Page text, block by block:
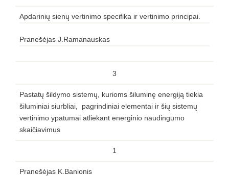
Apdarinių sienų vertinimo specifika ir vertinimo principai.
Pranešėjas J.Ramanauskas
3
Pastatų šildymo sistemų, kurioms šiluminę energiją tiekia
šiluminiai siurbliai, pagrindiniai elementai ir šių sistemų
vertinimo ypatumai atliekant energinio naudingumo
skaičiavimus
1
Pranešėjas K.Banionis